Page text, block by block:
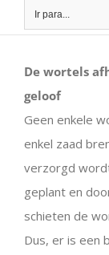
Ir para...
Larger
Image
De wortels
geloof
Geen enkele
enkel zaad
verzorgd
geplant en
schieten de
Dus, er is een